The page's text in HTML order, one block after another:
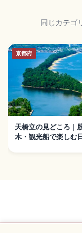
同じカテゴ
京都府
天橋立の見どころ｜
木・観光船で楽しむ